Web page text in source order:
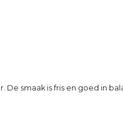
smaak is fris en goed in